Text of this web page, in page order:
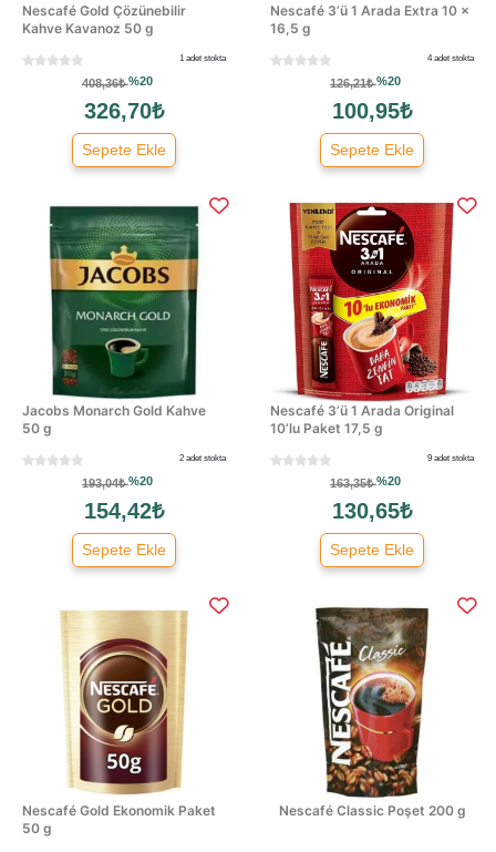
Nescafé Gold Çözünebilir
Kahve Kavanoz 50 g
1 adet stokta
408,36₺%20
326,70₺
Sepete Ekle
Nescafé 3’ü 1 Arada Extra 10 ×
16,5 g
4 adet stokta
126,21₺%20
100,95₺
Sepete Ekle
Jacobs Monarch Gold Kahve
50 g
2 adet stokta
193,04₺%20
154,42₺
Sepete Ekle
Nescafé 3’ü 1 Arada Original
10’lu Paket 17,5 g
9 adet stokta
163,35₺%20
130,65₺
Sepete Ekle
Nescafé Gold Ekonomik Paket
50 g
Nescafé Classic Poşet 200 g